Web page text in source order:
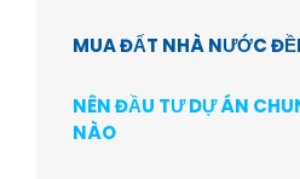
MUA ĐẤT NHÀ NƯỚC
NÊN ĐẦU TƯ DỰ ÁN
NÀO